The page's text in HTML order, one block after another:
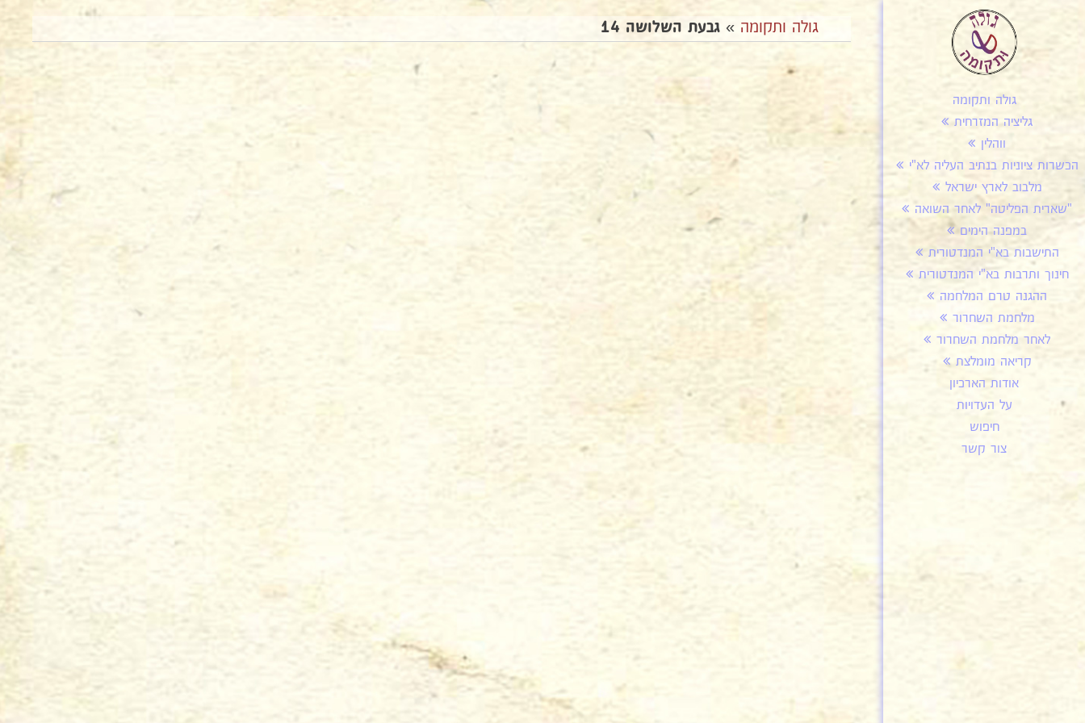
גולה ותקומה
גליציה המזרחית
ווהלין
הכשרות ציוניות בנתיב העליה לא"י
מלבוב לארץ ישראל
"שארית הפליטה" לאחר השואה
במפנה הימים
התישבות בא"י המנדטורית
חינוך ותרבות בא"י המנדטורית
ההגנה טרם המלחמה
מלחמת השחרור
לאחר מלחמת השחרור
קריאה מומלצת
אודות הארכיון
על העדויות
חיפוש
צור קשר
גולה ותקומה » גבעת השלושה 14